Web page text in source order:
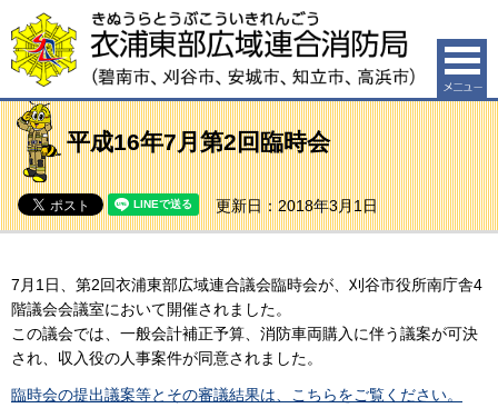
衣浦東部広域連合消防局（碧南市、刈谷市、安城市、知
立市、高浜市）
平成16年7月第2回臨時会
更新日：2018年3月1日
7月1日、第2回衣浦東部広域連合議会臨時会が、刈谷市役所南庁舎4
階議会会議室において開催されました。
この議会では、一般会計補正予算、消防車両購入に伴う議案が可決
され、収入役の人事案件が同意されました。
臨時会の提出議案等とその審議結果は、こちらをご覧ください。